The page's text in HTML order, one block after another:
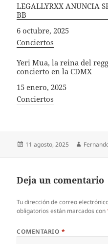
LEGALLYRXX ANUNCIA
BB
Fecha
6 octubre, 2025
In relation to
Conciertos
Yeri Mua, la reina del
concierto en la CDMX
Fecha
15 enero, 2025
In relation to
Conciertos
Publicado
11 agosto, 2025 Autor
Deja un comentario
Tu dirección de correo
obligatorios están marcados con
COMENTARIO *